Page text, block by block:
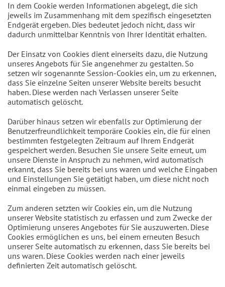
In dem Cookie werden Informationen abgelegt, die sich
jeweils im Zusammenhang mit dem spezifisch eingesetzten
Endgerät ergeben. Dies bedeutet jedoch nicht, dass wir
dadurch unmittelbar Kenntnis von Ihrer Identität erhalten.
Der Einsatz von Cookies dient einerseits dazu, die Nutzung
unseres Angebots für Sie angenehmer zu gestalten. So
setzen wir sogenannte Session-Cookies ein, um zu erkennen,
dass Sie einzelne Seiten unserer Website bereits besucht
haben. Diese werden nach Verlassen unserer Seite
automatisch gelöscht.
Darüber hinaus setzen wir ebenfalls zur Optimierung der
Benutzerfreundlichkeit temporäre Cookies ein, die für einen
bestimmten festgelegten Zeitraum auf Ihrem Endgerät
gespeichert werden. Besuchen Sie unsere Seite erneut, um
unsere Dienste in Anspruch zu nehmen, wird automatisch
erkannt, dass Sie bereits bei uns waren und welche Eingaben
und Einstellungen Sie getätigt haben, um diese nicht noch
einmal eingeben zu müssen.
Zum anderen setzten wir Cookies ein, um die Nutzung
unserer Website statistisch zu erfassen und zum Zwecke der
Optimierung unseres Angebotes für Sie auszuwerten. Diese
Cookies ermöglichen es uns, bei einem erneuten Besuch
unserer Seite automatisch zu erkennen, dass Sie bereits bei
uns waren. Diese Cookies werden nach einer jeweils
definierten Zeit automatisch gelöscht.